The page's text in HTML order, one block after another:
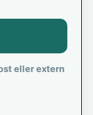
eller extern